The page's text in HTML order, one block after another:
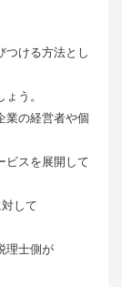
つける方法とし
う。
業の経営者や個
ビスを展開して
して
理士側が